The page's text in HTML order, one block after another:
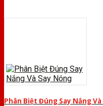
Phân Biệt Đúng Say Nắng Và